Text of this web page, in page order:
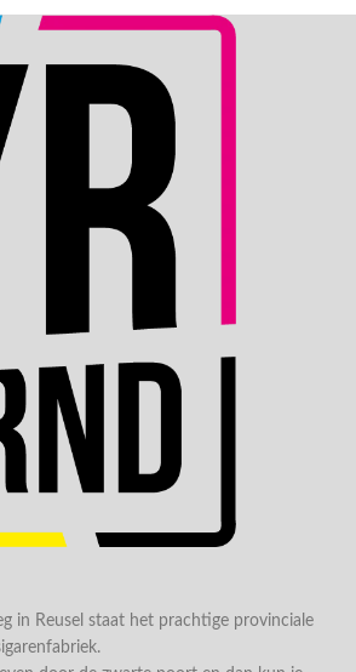
in Reusel staat het prachtige provinciale